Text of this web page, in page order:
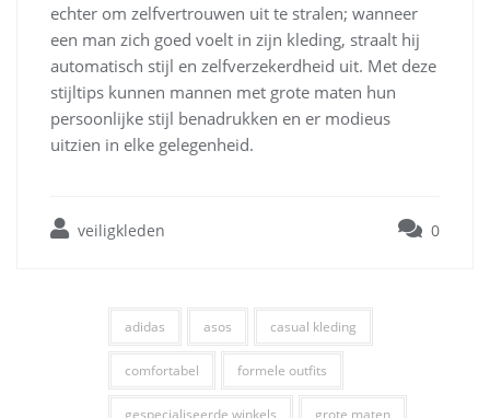
echter om zelfvertrouwen uit te stralen; wanneer
een man zich goed voelt in zijn kleding, straalt hij
automatisch stijl en zelfverzekerdheid uit. Met deze
stijltips kunnen mannen met grote maten hun
persoonlijke stijl benadrukken en er modieus
uitzien in elke gelegenheid.
veiligkleden 0
adidas asos casual kleding
comfortabel formele outfits